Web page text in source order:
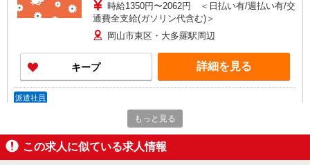
時給1350円〜2062円 ＜日払い有/週払い有/交
通費全支給(ガソリン代含む)＞
岡山市東区・大多羅駅周辺
キープ 詳細を見る
派遣社員
株式会社kotrio /●OK-H-2021056
20代〜50代活躍中！デイサービスの看護師＊
残業なし◎日勤のみ
時給2000円〜2500円＜交通費全額支給(ガソリ
もっと見る
この求人に似ている求人情報